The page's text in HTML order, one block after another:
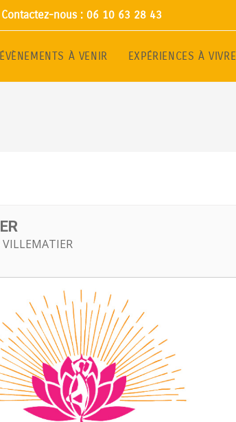
Contactez-nous : 06 10 63 28 43
ÉVÈNEMENTS À VENIR EXPÉRIENCES À VIVRE